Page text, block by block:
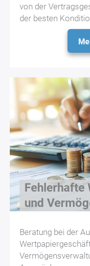
von der
der besten
Fehlerhafte
und
Beratung bei der